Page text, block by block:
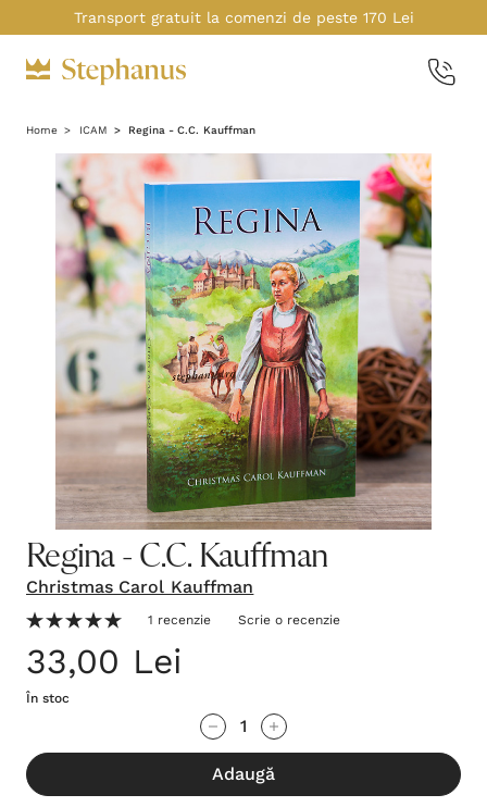
Transport gratuit la comenzi de peste 170 Lei
Home ICAM Regina - C.C. Kauffman
Regina - C.C. Kauffman
Christmas Carol Kauffman
1 recenzie Scrie o recenzie
33,00 Lei
În stoc
te!
Stocul
Adaugă